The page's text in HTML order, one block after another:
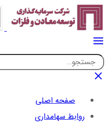
صفحه اصلی
روابط سهامداری